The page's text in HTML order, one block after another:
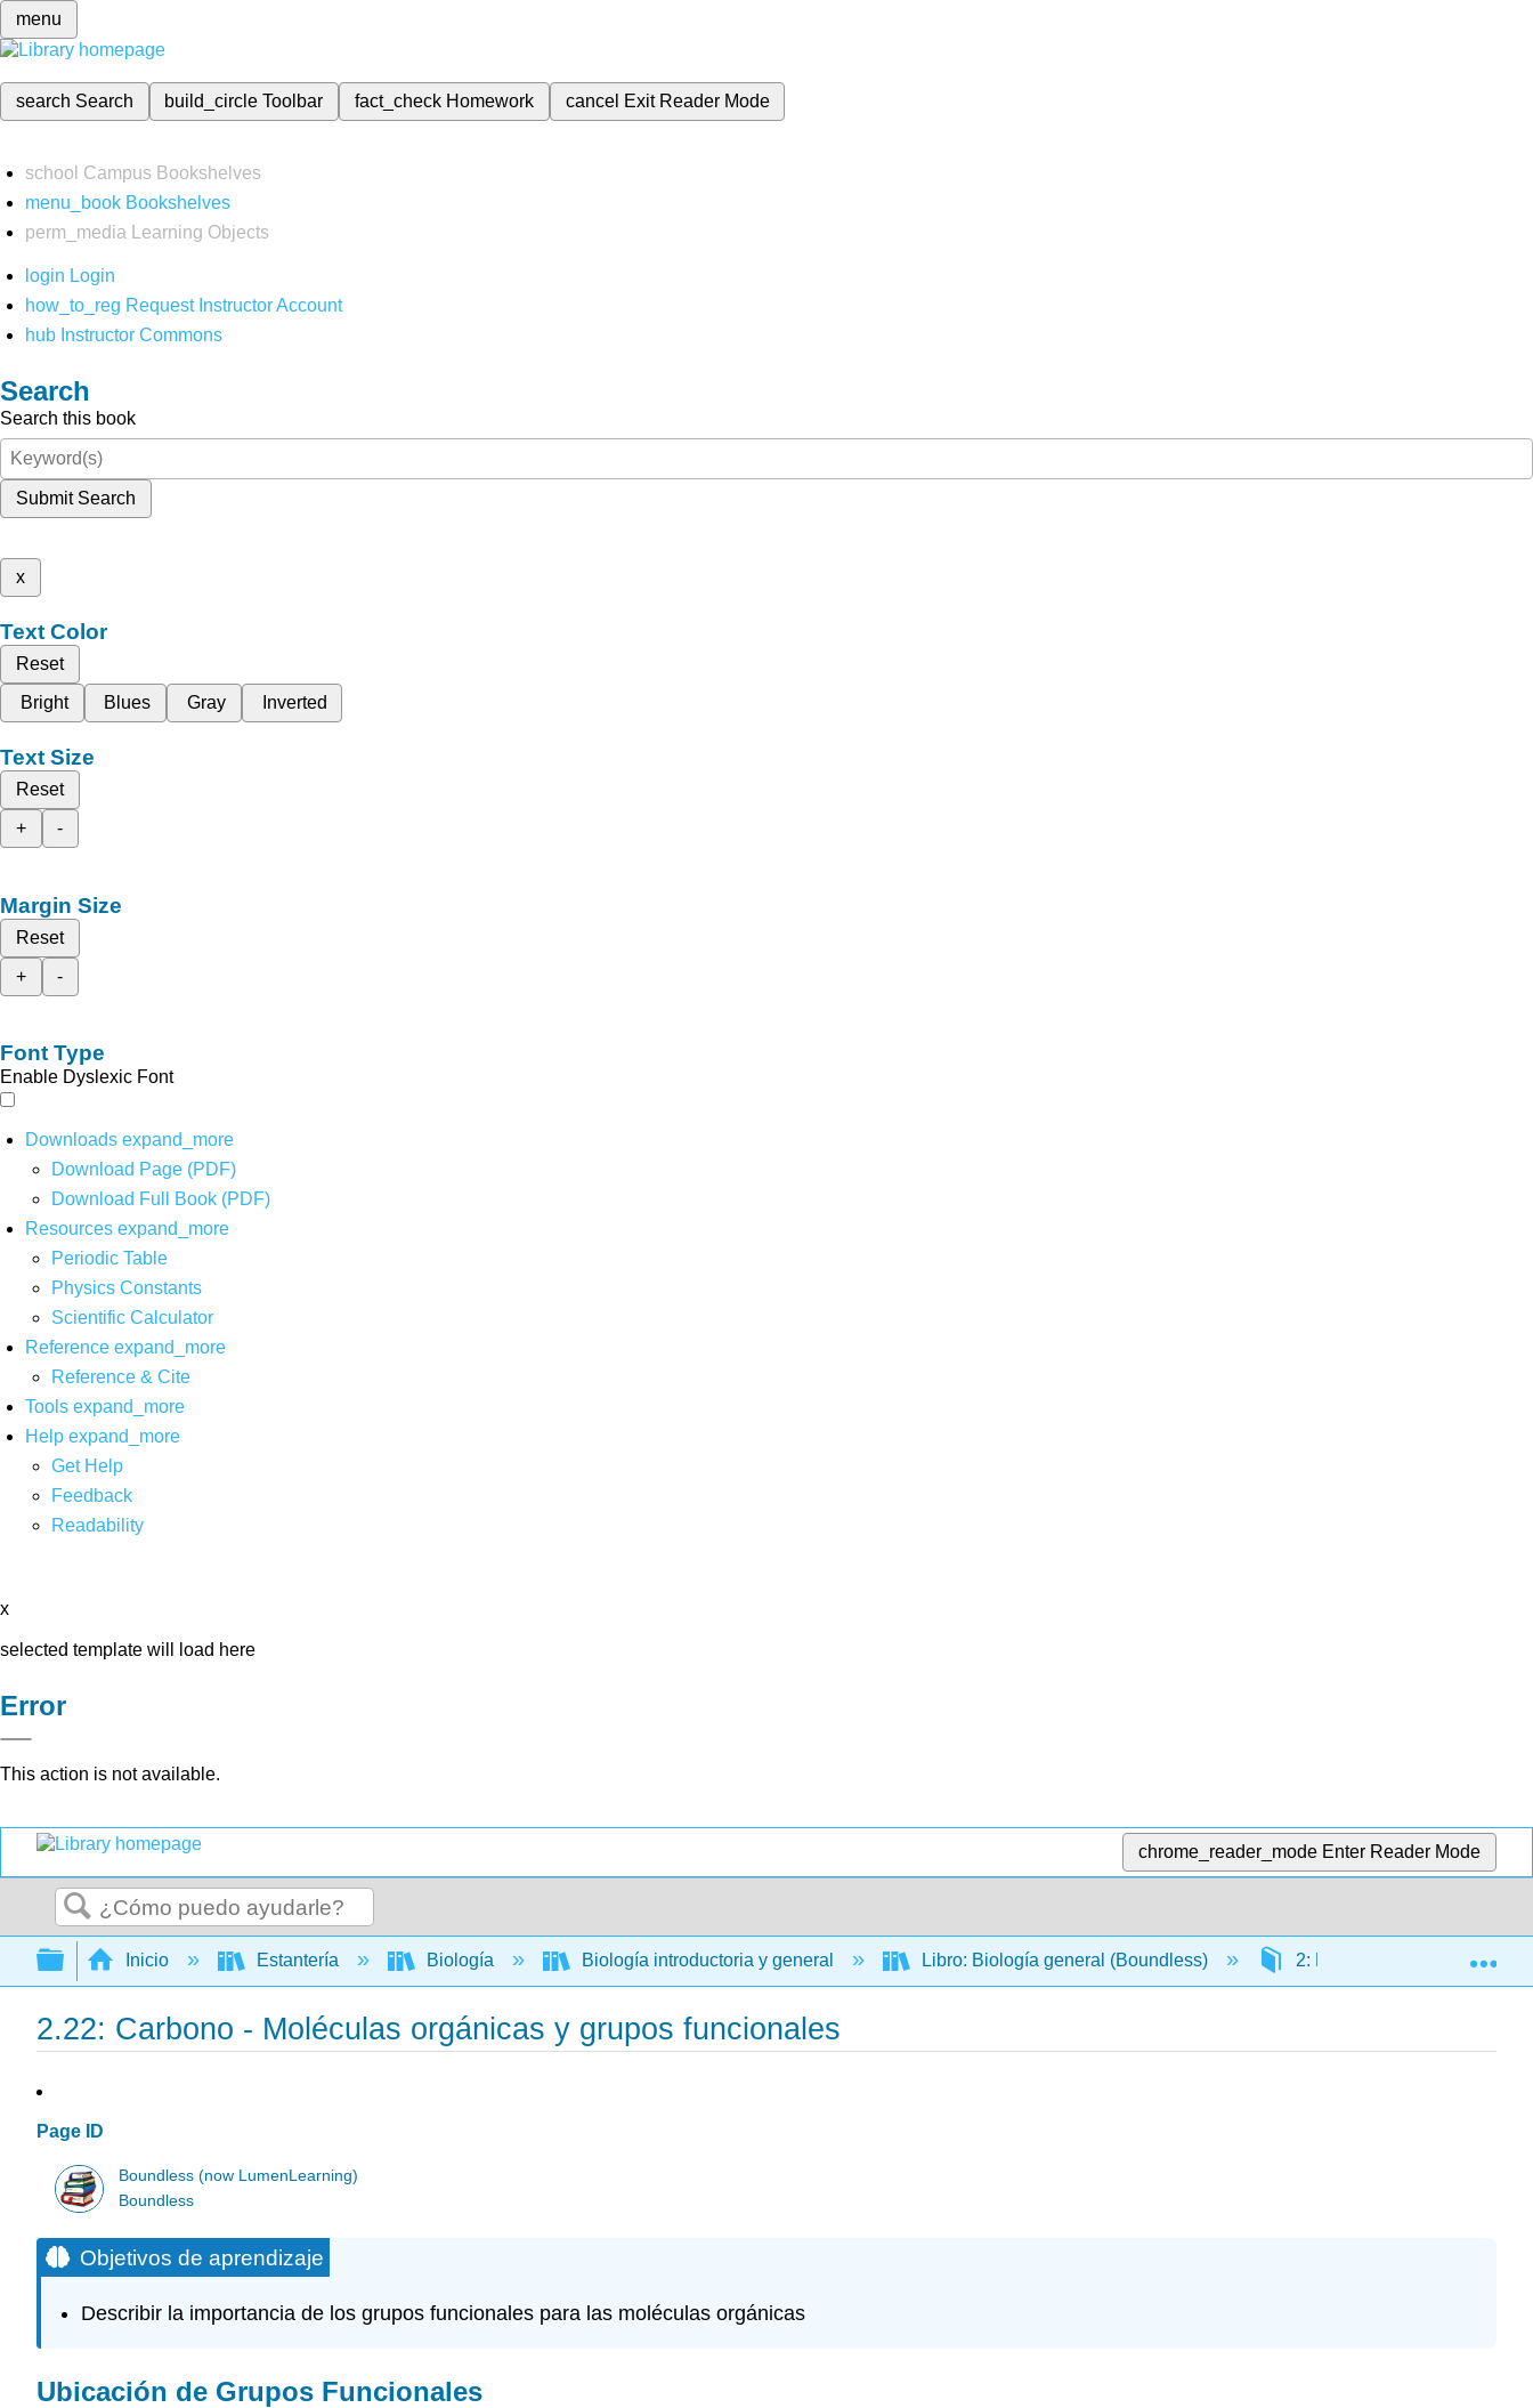
menu
search Search build_circleToolbar fact_check Homework cancel Exit Reader Mode
school Campus Bookshelves
menu_book Bookshelves
perm_media
Learning Objects
login Login
how_to_reg Request Instructor Account
hub Instructor Commons
Search
Search this book
Submit Search
x
Text Color
Reset
Bright
Blues Gray Inverted
Text Size
Reset
+
-
Margin Size
Reset
+
-
Font Type
Enable Dyslexic Font
Downloads expand_more
Download Page (PDF)
Download Full Book (PDF)
Resources expand_more
Periodic Table
Physics Constants
Scientific Calculator
Reference expand_more
Reference & Cite
Tools expand_more
Help expand_more
Get Help
Feedback
Readability
x
selected template will load here
Error
This action is not available.
chrome_reader_mode Enter Reader Mode
Buscar
Expandir/contraer jerarquía global
Inicio Estantería Biología Biología introductoria y general Libro: Biología general (Boundless) 2: La base química de la
2.22: Carbono - Moléculas orgánicas y grupos funcionales
Page ID
Boundless (now LumenLearning)
Boundless
Objetivos de aprendizaje
Describir la importancia de los grupos funcionales para las moléculas orgánicas
Ubicación de Grupos Funcionales